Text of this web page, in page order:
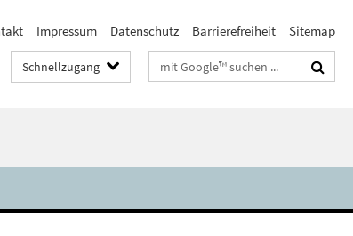
Impressum Datenschutz Barrierefreiheit Sitemap
Schnellzugang Suchbegriffe